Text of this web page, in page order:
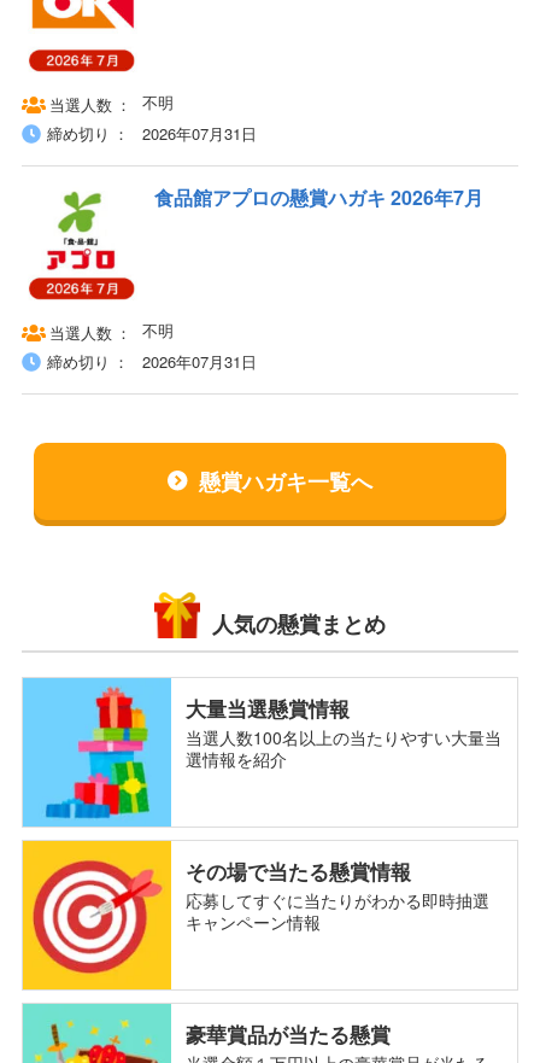
当選人数
不明
締め切り
2026年07月31日
食品館アプロの懸賞ハガキ 2026年7月
当選人数
不明
締め切り
2026年07月31日
懸賞ハガキ一覧へ
人気の懸賞まとめ
大量当選懸賞情報
当選人数100名以上の当たりやすい大量当
選情報を紹介
その場で当たる懸賞情報
応募してすぐに当たりがわかる即時抽選
キャンペーン情報
豪華賞品が当たる懸賞